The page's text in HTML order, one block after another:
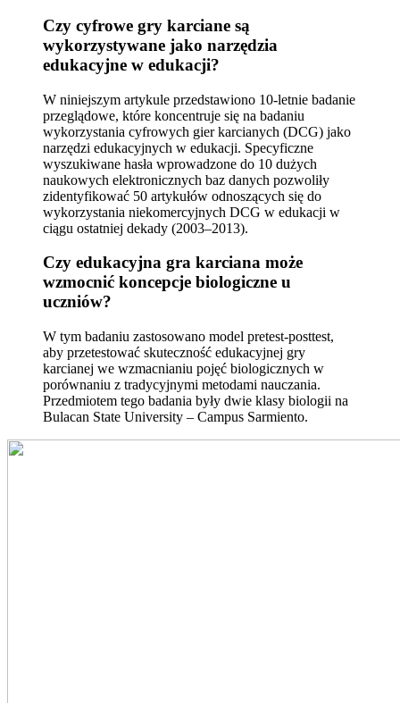
Czy cyfrowe gry karciane są
wykorzystywane jako narzędzia
edukacyjne w edukacji?
W niniejszym artykule przedstawiono 10-letnie badanie
przeglądowe, które koncentruje się na badaniu
wykorzystania cyfrowych gier karcianych (DCG) jako
narzędzi edukacyjnych w edukacji. Specyficzne
wyszukiwane hasła wprowadzone do 10 dużych
naukowych elektronicznych baz danych pozwoliły
zidentyfikować 50 artykułów odnoszących się do
wykorzystania niekomercyjnych DCG w edukacji w
ciągu ostatniej dekady (2003–2013).
Czy edukacyjna gra karciana może
wzmocnić koncepcje biologiczne u
uczniów?
W tym badaniu zastosowano model pretest-posttest,
aby przetestować skuteczność edukacyjnej gry
karcianej we wzmacnianiu pojęć biologicznych w
porównaniu z tradycyjnymi metodami nauczania.
Przedmiotem tego badania były dwie klasy biologii na
Bulacan State University – Campus Sarmiento.